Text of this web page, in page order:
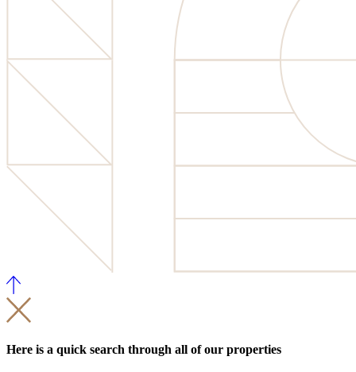
Here is a quick search through all of our properties